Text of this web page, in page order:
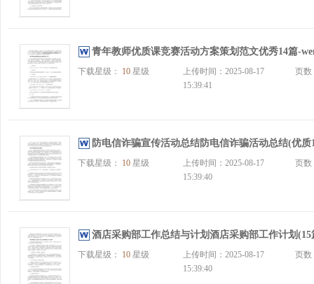
青年教师优质课竞赛活动方案策划范文优秀14篇-
下载星级： 10 星级
上传时间：2025-08-17
15:39:41
页
防电信诈骗宣传活动总结防电信诈骗活动总结(优质
下载星级： 10 星级
上传时间：2025-08-17
15:39:40
页
酒店采购部工作总结与计划酒店采购部工作计划
下载星级： 10 星级
上传时间：2025-08-17
15:39:40
页